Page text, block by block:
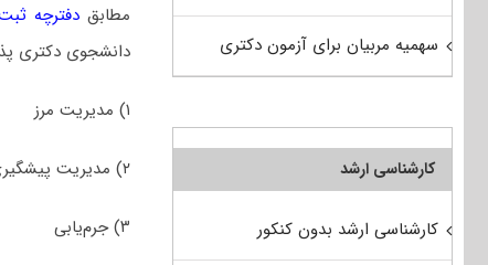
مطابق دفترچه ثبت
دانشجوی دکتری
۱) مدیریت مرز
۲) مدﻳﺮﻳﺖ ﭘﻴﺸﮕﻴﺮی از ﺟﺮم
۳) ﺟﺮم‌یابی
سهمیه مربیان برای آزمون دکتری
کارشناسی ارشد
کارشناسی ارشد بدون کنکور